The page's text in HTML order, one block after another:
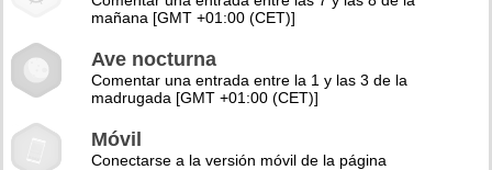
mañana [GMT +01:00 (CET)]
Ave nocturna
Comentar una entrada entre la 1 y las 3 de la
madrugada [GMT +01:00 (CET)]
Móvil
Conectarse a la versión móvil de la página